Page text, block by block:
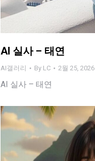
AI 실사 – 태연
AI갤러리 By LC 2월 25, 2026
AI 실사 – 태연